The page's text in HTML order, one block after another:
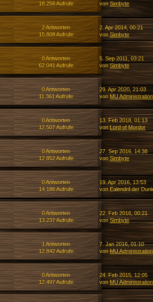
18.256 Aufrufe
vonSimbyte
2 Antworten
15.808 Aufrufe
2. Apr 2014, 00:21
vonSimbyte
0 Antworten
62.041 Aufrufe
5. Sep 2011, 03:21
vonSimbyte
0 Antworten
11.361 Aufrufe
29. Apr 2020, 21:03
von MU Administration
0 Antworten
12.507 Aufrufe
13. Feb 2018, 01:13
vonLord of Mordor
0 Antworten
12.852 Aufrufe
27. Sep 2016, 14:38
vonSimbyte
0 Antworten
14.186 Aufrufe
19. Apr 2016, 13:53
von Ealendril der
0 Antworten
13.237 Aufrufe
22. Feb 2016, 00:21
vonSimbyte
1 Antworten
12.842 Aufrufe
7. Jan 2016, 01:10
vonMU Administration
0 Antworten
12.497 Aufrufe
24. Feb 2015, 12:05
von MU Administration